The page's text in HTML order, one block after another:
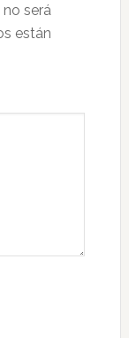
será
están